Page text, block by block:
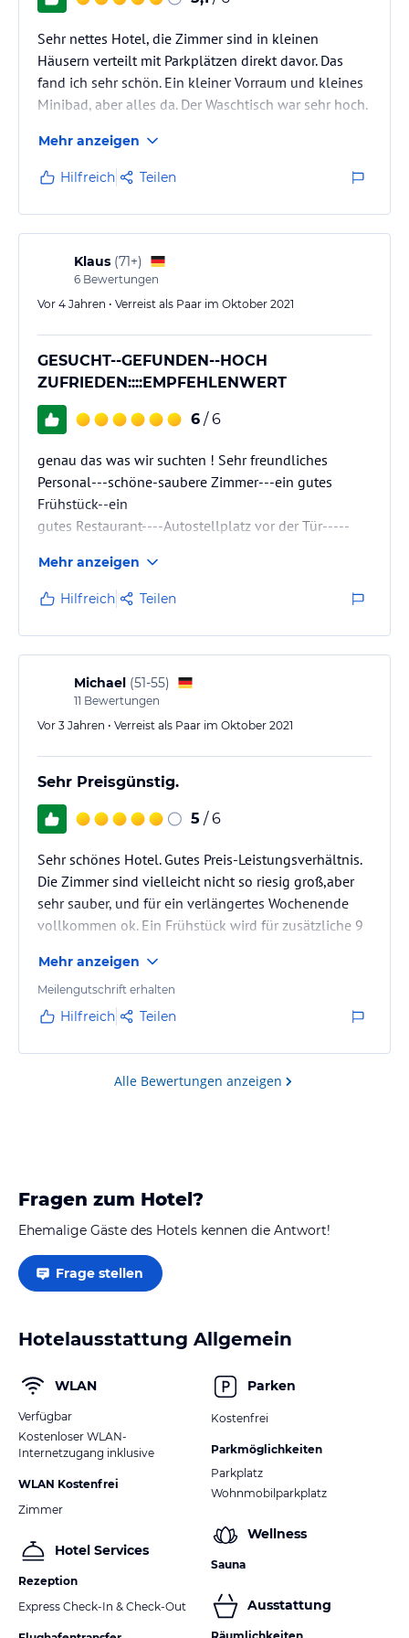
Hoteliers-/Veranstalter-/Kataloginformationen. Alle Angaben
lies vor der Buchung die verbindlichen Angebotsdetails
jeweiligen Veranstalters.
Sehr nettes Hotel, die Zimmer sind in kleinen
Häusern verteilt mit Parkplätzen direkt davor. Das
fand ich sehr schön. Ein kleiner Vorraum und kleines
Minibad, aber alles da. Der Waschtisch war sehr hoch.
Stuhl, Fernseher und Kühlschrank sowie eine Flasche
Wasser gratis. Das finde ich immer sehr gut. Die Betten
waren in Ordnung und sauber.
Mehr anzeigen
Hilfreich Teilen
Klaus (71+)
6 Bewertungen
Vor 4 Jahren • Verreist als Paar im Oktober 2021
GESUCHT--GEFUNDEN--HOCH
ZUFRIEDEN::::EMPFEHLENWERT
6 / 6
genau das was wir suchten ! Sehr freundliches
Personal---schöne-saubere Zimmer---ein gutes
Frühstück--ein
gutes Restaurant----Autostellplatz vor der Tür-----
Mehr anzeigen
Hilfreich Teilen
Michael (51-55)
11 Bewertungen
Vor 3 Jahren • Verreist als Paar im Oktober 2021
Sehr Preisgünstig.
5 / 6
Sehr schönes Hotel. Gutes Preis-Leistungsverhältnis.
Die Zimmer sind vielleicht nicht so riesig groß,aber
sehr sauber, und für ein verlängertes Wochenende
vollkommen ok. Ein Frühstück wird für zusätzliche 9
Hotel nur weiter empfehlen.
Mehr anzeigen
Meilengutschrift erhalten
Hilfreich Teilen
Alle Bewertungen anzeigen
Fragen zum Hotel?
Ehemalige Gäste des Hotels kennen die Antwort!
Frage stellen
Hotelausstattung Allgemein
WLAN
Verfügbar
Kostenloser WLAN-
Internetzugang inklusive
WLAN Kostenfrei
Zimmer
Hotel Services
Rezeption
Express Check-In & Check-Out
Parken
Kostenfrei
Parkmöglichkeiten
Parkplatz
Wohnmobilparkplatz
Wellness
Sauna
Ausstattung